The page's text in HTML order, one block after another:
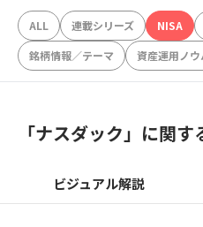
ALL 連載シリーズ NISA
銘柄情報／テーマ
資産運用ノウ
「ナスダック」に関す
ビジュアル解説